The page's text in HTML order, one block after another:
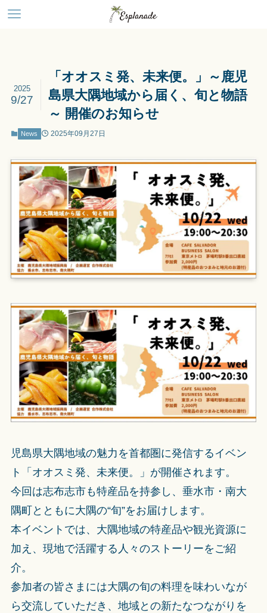
「オオスミ発、未来便。」～鹿児
島県大隅地域から届く、旬と物語
～ 開催のお知らせ
2025
9/27
News 2025年09月27日
児島県大隅地域の魅力を首都圏に発信するイベン
ト「オオスミ発、未来便。」が開催されます。
今回は志布志市も特産品を持参し、垂水市・南大
隅町とともに大隅の“旬”をお届けします。
本イベントでは、大隅地域の特産品や観光資源に
加え、現地で活躍する人々のストーリーをご紹
介。
参加者の皆さまには大隅の旬の料理を味わいなが
ら交流していただき、地域との新たなつながりを